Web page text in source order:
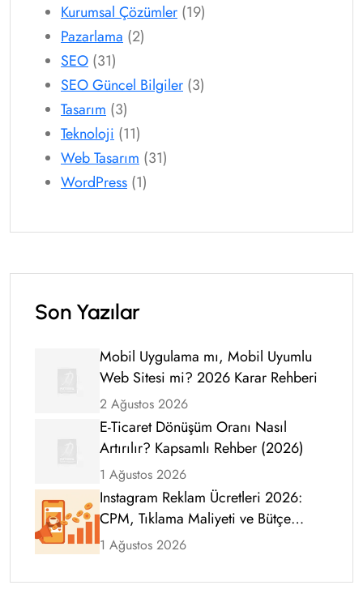
Kurumsal Çözümler (19)
Pazarlama (2)
SEO (31)
SEO Güncel Bilgiler (3)
Tasarım (3)
Teknoloji (11)
Web Tasarım (31)
WordPress (1)
Son Yazılar
Mobil Uygulama mı, Mobil Uyumlu
Web Sitesi mi? 2026 Karar Rehberi
2 Ağustos 2026
E-Ticaret Dönüşüm Oranı Nasıl
Artırılır? Kapsamlı Rehber (2026)
1 Ağustos 2026
Instagram Reklam Ücretleri 2026:
CPM, Tıklama Maliyeti ve Bütçe
Rehberi
1 Ağustos 2026